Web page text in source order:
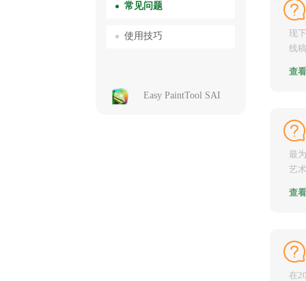
常见问题
使用技巧
Easy PaintTool SAI
现
线
查
最
艺
查
在